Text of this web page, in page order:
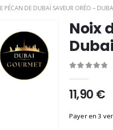
PÉCAN DE DUBAÏ SAVEUR ORÉO –
Noix
11,90 €
Payer en 3